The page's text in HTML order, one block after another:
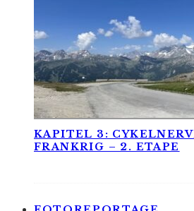
KAPITEL 3:
FRANKRIG – 2. ETAPE